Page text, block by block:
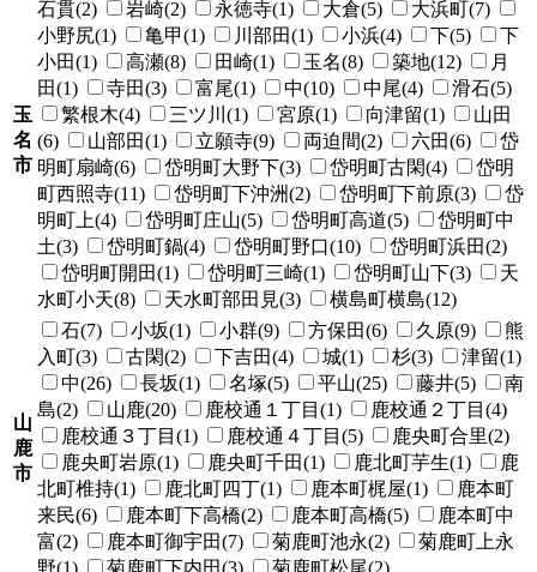
玉
名
市
石貫(2)
岩崎(2) 永徳寺(1) 大倉(5)
大浜町(7)
小野尻(1)
亀甲(1) 川部田(1) 小浜(4) 下(5)
下
小田(1)
高瀬(8) 田崎(1) 玉名(8) 築地(12)
月
田(1)
寺田(3) 富尾(1) 中(10) 中尾(4)
滑石(5)
繁根木(4)
三ツ川(1) 宮原(1) 向津留(1)
山田
(6)
山部田(1) 立願寺(9) 両迫間(2) 六田(6)
岱
明町扇崎(6)
岱明町大野下(3) 岱明町古閑(4)
岱明
町西照寺(11)
岱明町下沖洲(2) 岱明町下前原(3)
岱
明町上(4)
岱明町庄山(5) 岱明町高道(5)
岱明町中
土(3)
岱明町鍋(4) 岱明町野口(10)
岱明町浜田(2)
岱明町開田(1)
岱明町三崎(1) 岱明町山下(3)
天
水町小天(8)
天水町部田見(3) 横島町横島(12)
山
鹿
市
石(7) 小坂(1) 小群(9) 方保田(6) 久原(9)
熊
入町(3)
古閑(2) 下吉田(4) 城(1) 杉(3)
津留(1)
中(26)
長坂(1) 名塚(5) 平山(25) 藤井(5)
南
島(2)
山鹿(20) 鹿校通１丁目(1)
鹿校通２丁目(4)
鹿校通３丁目(1)
鹿校通４丁目(5)
鹿央町合里(2)
鹿央町岩原(1)
鹿央町千田(1) 鹿北町芋生(1)
鹿
北町椎持(1)
鹿北町四丁(1) 鹿本町梶屋(1)
鹿本町
来民(6)
鹿本町下高橋(2) 鹿本町高橋(5)
鹿本町中
富(2)
鹿本町御宇田(7) 菊鹿町池永(2)
菊鹿町上永